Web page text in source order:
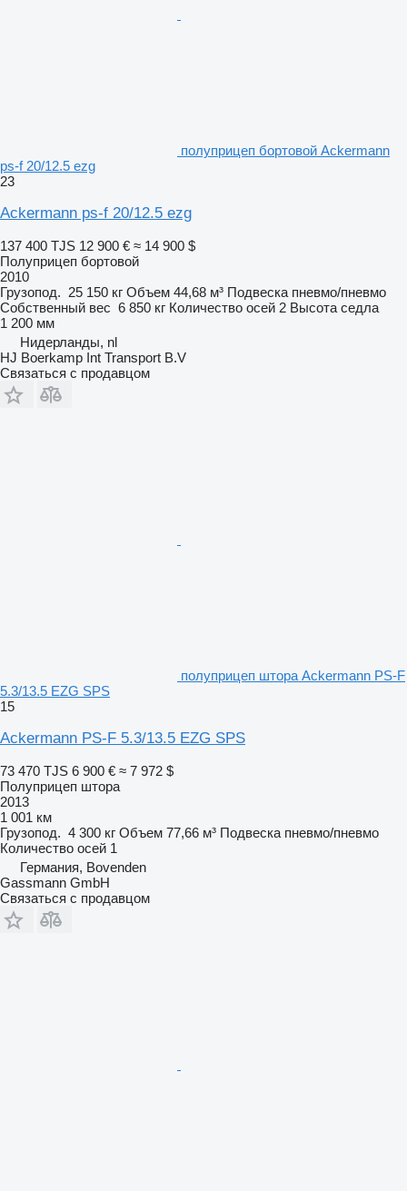
полуприцеп бортовой Ackermann
ps-f 20/12.5 ezg
23
Ackermann ps-f 20/12.5 ezg
137 400 TJS 12 900 € ≈ 14 900 $
Полуприцеп бортовой
2010
Грузопод. 25 150 кг Объем 44,68 м³ Подвеска пневмо/пневмо
Собственный вес 6 850 кг Количество осей 2 Высота седла
1 200 мм
Нидерланды, nl
HJ Boerkamp Int Transport B.V
Связаться с продавцом
полуприцеп штора Ackermann PS-F
5.3/13.5 EZG SPS
15
Ackermann PS-F 5.3/13.5 EZG SPS
73 470 TJS 6 900 € ≈ 7 972 $
Полуприцеп штора
2013
1 001 км
Грузопод. 4 300 кг Объем 77,66 м³ Подвеска пневмо/пневмо
Количество осей 1
Германия, Bovenden
Gassmann GmbH
Связаться с продавцом